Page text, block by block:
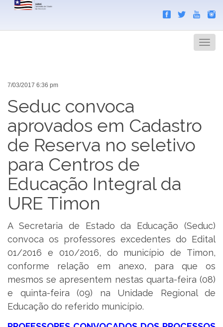
Menu
7/03/2017 6:36 pm
Seduc convoca
aprovados em Cadastro
de Reserva no seletivo
para Centros de
Educação Integral da
URE Timon
A Secretaria de Estado da Educação (Seduc)
convoca os professores excedentes do Edital
01/2016 e 010/2016, do município de Timon,
conforme relação em anexo, para que os
mesmos se apresentem nestas quarta-feira (08)
e quinta-feira (09) na Unidade Regional de
Educação do referido município.